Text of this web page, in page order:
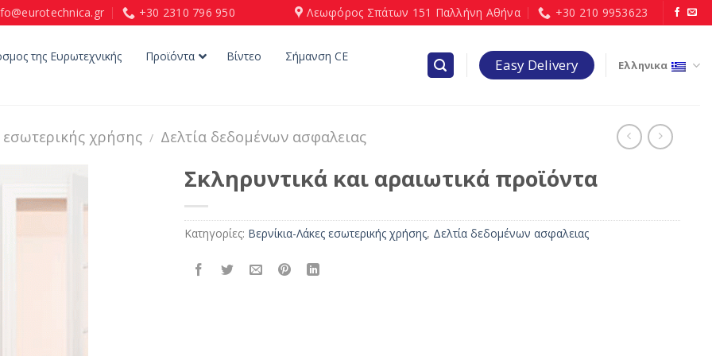
+30 2310 796 950 Λεωφόρος Σπάτων 151 Παλλήνη Αθήνα +30 210 9953623
της Ευρωτεχνικής Προϊόντα Βίντεο
Σήμανση CE
Easy Delivery Ελληνικα
εσωτερικής χρήσης / Δελτία δεδομένων ασφαλειας
Σκληρυντικά και αραιωτικά προϊόντα
Κατηγορίες: Βερνίκια-Λάκες εσωτερικής χρήσης, Δελτία δεδομένων ασφαλειας